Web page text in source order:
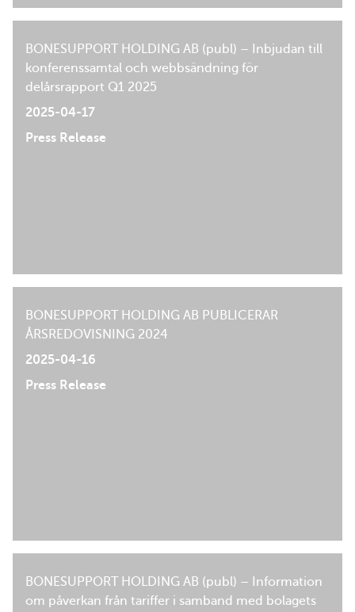
BONESUPPORT HOLDING AB (publ) – Inbjudan till
konferenssamtal och webbsändning för
delårsrapport Q1 2025
2025-04-17
Press Release
BONESUPPORT HOLDING AB PUBLICERAR
ÅRSREDOVISNING 2024
2025-04-16
Press Release
BONESUPPORT HOLDING AB (publ) – Information
om påverkan från tariffer i samband med bolagets